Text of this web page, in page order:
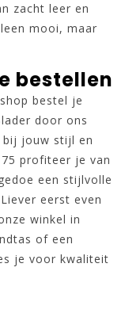
zacht leer en
mooi, maar
bestellen
bestel je
door ons
bij jouw stijl en
profiteer je van
een stijlvolle
eerst even
winkel in
of een
je voor kwaliteit